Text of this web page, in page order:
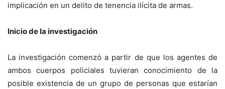
implicación en un delito de tenencia ilícita de armas.
Inicio de la investigación
La investigación comenzó a partir de que los agentes de
ambos cuerpos policiales tuvieran conocimiento de la
posible existencia de un grupo de personas que estarían